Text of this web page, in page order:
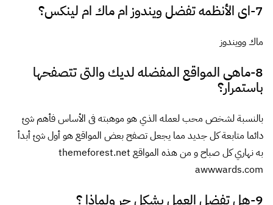
7-اى الأنظمه تفضل ويندوز ام ماك ام لينكس؟
ماك وويندوز
8-ماهى المواقع المفضله لديك والتى تتصفحها
باستمرار؟
بالنسبة لشخص محب لعمله الذي هو موهبته فى الأساس فأهم شئ
دائما متابعة كل جديد مما يجعل تصفح بعض المواقع هو أول شئ أبدأ
به نهاري كل صباح و من هذه المواقع themeforest.net
awwwards.com
9-هل تفضل العمل بشكل حر ولماذا ؟